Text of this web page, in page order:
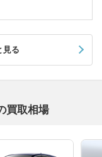
見る
買取相場